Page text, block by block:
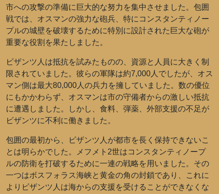
市への攻撃の準備に巨大的な努力を集中させました。包囲
戦では、オスマンの強力な砲兵、特にコンスタンティノー
プルの城壁を破壊するために特別に設計された巨大な砲が
重要な役割を果たしました。
ビザンツ人は抵抗を試みたものの、資源と人員に大きく制
限されていました。彼らの軍隊は約7,000人でしたが、オス
マン側は最大80,000人の兵力を擁していました。数の優位
にもかかわらず、オスマンは市の守備者からの激しい抵抗
に遭遇しました。しかし、食料、弾薬、外部支援の不足が
ビザンツに不利に働きました。
包囲の最初から、ビザンツ人が都市を長く保持できないこ
とは明らかでした。メフメト2世はコンスタンティノープ
ルの防衛を打破するために一連の戦略を用いました。その
一つはボスフォラス海峡と黄金の角の封鎖であり、これに
よりビザンツ人は海からの支援を受けることができなくな